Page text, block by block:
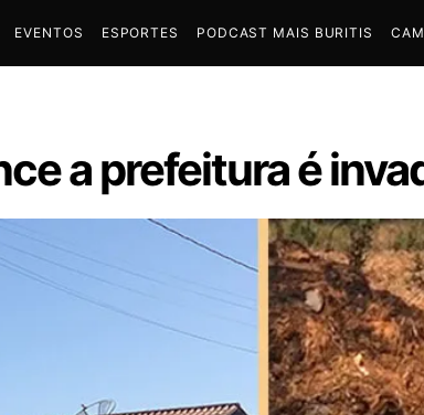
EVENTOS ESPORTES PODCAST MAIS BURITIS
a prefeitura é